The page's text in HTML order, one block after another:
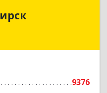
9376
Новосибирск
обл, Новосибирск г,
Подробнее